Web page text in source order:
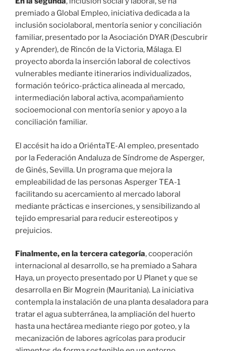
premiado a Global Empleo, iniciativa dedicada a la
inclusión sociolaboral, mentoría senior y conciliación
familiar, presentado por la Asociación DYAR (Descubrir
y Aprender), de Rincón de la Victoria, Málaga. El
proyecto aborda la inserción laboral de colectivos
vulnerables mediante itinerarios individualizados,
formación teórico-práctica alineada al mercado,
intermediación laboral activa, acompañamiento
socioemocional con mentoría senior y apoyo a la
conciliación familiar.
​El accésit ha ido a OriéntaTE-Al empleo, presentado
por la Federación Andaluza de Síndrome de Asperger,
de Ginés, Sevilla. Un programa que mejora la
empleabilidad de las personas Asperger TEA-1
facilitando su acercamiento al mercado laboral
mediante prácticas e inserciones, y sensibilizando al
tejido empresarial para reducir estereotipos y
prejuicios.
Finalmente, en la tercera categoría, cooperación
internacional al desarrollo, se ha premiado a Sahara
Haya, un proyecto presentado por U Planet y que se
desarrolla en Bir Mogrein (Mauritania). La iniciativa
contempla la instalación de una planta desaladora para
tratar el agua subterránea, la ampliación del huerto
hasta una hectárea mediante riego por goteo, y la
mecanización de labores agrícolas para producir